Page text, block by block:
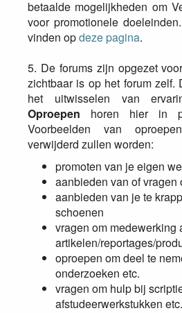
betaalde mogelijkheden om
voor promotionele
vinden opdeze pagina.
5. De forums zijn opgezet
zichtbaar is op het forum zelf.
het uitwisselen van
Oproepen horen hier in
Voorbeelden van
verwijderd zullen worden:
promoten van je eigen
aanbieden van of vragen
aanbieden van je te
schoenen
vragen om medewerking
artikelen/reportages/
oproepen om deel te
onderzoeken etc.
vragen om hulp bij
afstudeerwerkstukken etc.